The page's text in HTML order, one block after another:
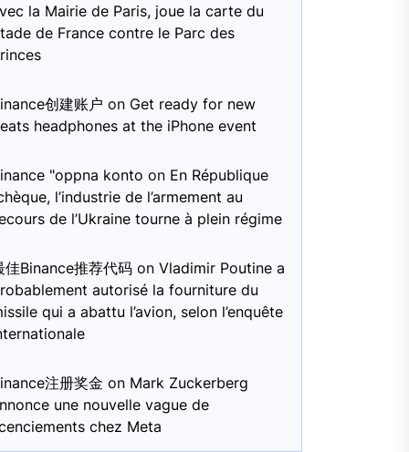
la Mairie de Paris, joue la carte du
de France contre le Parc des
创建账户 on Get ready for new
headphones at the iPhone event
"oppna konto on En République
l’industrie de l’armement au
de l’Ukraine tourne à plein régime
佳Binance推荐代码 onVladimir Poutine a
autorisé la fourniture du
qui a abattu l’avion, selon l’enquête
注册奖金 on Mark Zuckerberg
une nouvelle vague de
chez Meta